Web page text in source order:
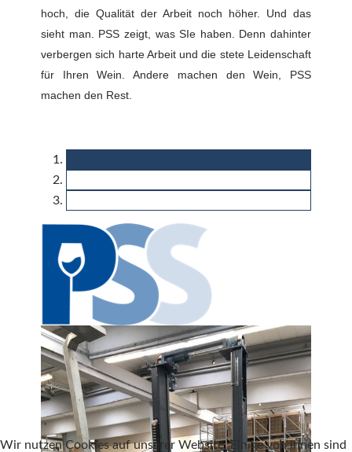
hoch, die Qualität der Arbeit noch höher. Und das
sieht man. PSS zeigt, was SIe haben. Denn dahinter
verbergen sich harte Arbeit und die stete Leidenschaft
für Ihren Wein. Andere machen den Wein, PSS
machen den Rest.
Wir nutzen Cookies auf unserer Website. Einige von ihnen sind